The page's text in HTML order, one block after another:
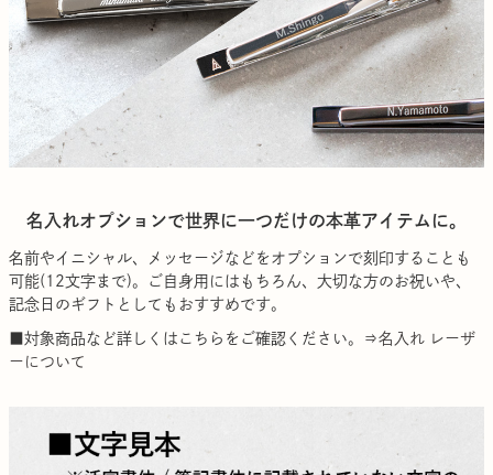
名入れオプションで世界に一つだけの本革アイテムに。
名前やイニシャル、メッセージなどをオプションで刻印することも
可能(12文字まで)。ご自身用にはもちろん、大切な方のお祝いや、
記念日のギフトとしてもおすすめです。
■対象商品など詳しくはこちらをご確認ください。
⇒名入れ レーザ
ーについて